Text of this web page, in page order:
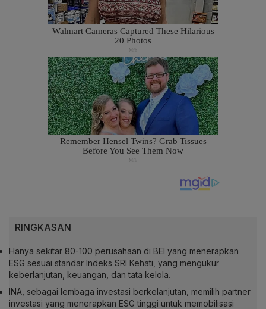
RINGKASAN
Hanya sekitar 80-100 perusahaan di BEI yang menerapkan
ESG sesuai standar Indeks SRI Kehati, yang mengukur
keberlanjutan, keuangan, dan tata kelola.
INA, sebagai lembaga investasi berkelanjutan, memilih partner
investasi yang menerapkan ESG tinggi untuk memobilisasi